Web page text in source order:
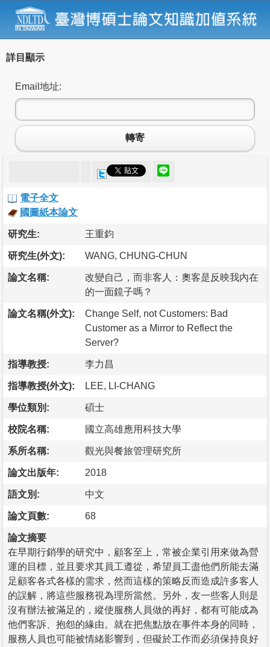
詳目顯示
Email地址:
轉寄
電子全文
國圖紙本論文
研究生: 王重鈞
研究生(外文): WANG, CHUNG-CHUN
論文名稱:
改變自己，而非客人：奧客是反映我內在
的一面鏡子嗎？
論文名稱(外文):
Change Self, not Customers: Bad
Customer as a Mirror to Reflect the
Server?
指導教授: 李力昌
指導教授(外文): LEE, LI-CHANG
學位類別: 碩士
校院名稱: 國立高雄應用科技大學
系所名稱: 觀光與餐旅管理研究所
論文出版年: 2018
語文別: 中文
論文頁數: 68
論文摘要
在早期行銷學的研究中，顧客至上，常被企業引用來做為營
運的目標，並且要求其員工遵從，希望員工盡他們所能去滿
足顧客各式各樣的需求，然而這樣的策略反而造成許多客人
的誤解，將這些服務視為理所當然。另外，友一些客人則是
沒有辦法被滿足的，縱使服務人員做的再好，都有可能成為
他們客訴、抱怨的緣由。就在把焦點放在事件本身的同時，
服務人員也可能被情緒影響到，但礙於工作而必須保持良好